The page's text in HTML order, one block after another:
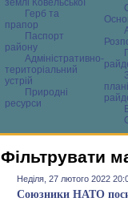
землі Ковельської
Герб та
прапор
Паспорт
району
Адміністративно-
територіальний
устрій
Природні
ресурси
Фільтрувати
Неділя, 27 лютого 2022
Союзники НАТО